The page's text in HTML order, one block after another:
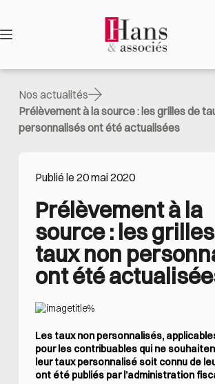
contenu
Nos actualités
Prélèvement à la source : les grilles de
personnalisés ont été actualisées
Publié le 20 mai 2020
Prélèvement à la
source : les
taux non
ont été
Les taux non personnalisés,
pour les contribuables qui ne
leur taux personnalisé soit connu de
ont été publiés par l’administration